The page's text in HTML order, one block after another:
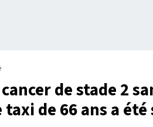
de stade 2
de 66 ans a